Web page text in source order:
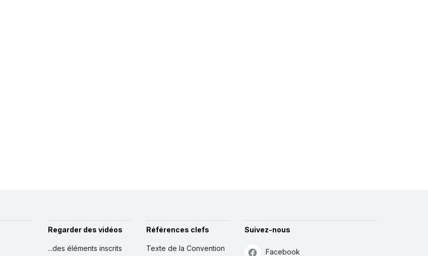
Regarder des vidéos
...des éléments inscrits
Références clefs
Texte de la Convention
Suivez-nous
Facebook